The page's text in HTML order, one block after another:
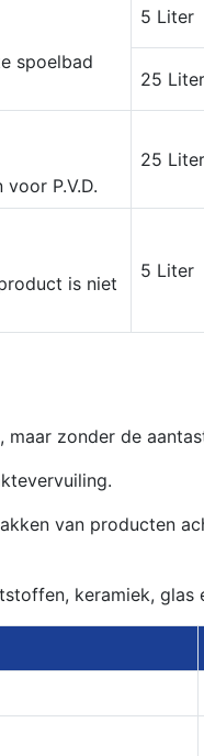
spoelbad
5 Liter
25 Liter
P.V.D.
25 Liter
is niet
5 Liter
maar zonder de
van producten
keramiek, glas